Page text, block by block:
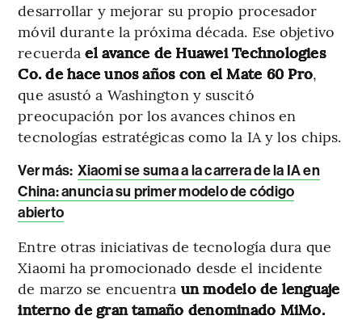
desarrollar y mejorar su propio procesador
móvil durante la próxima década. Ese objetivo
recuerdael avance de Huawei Technologies
Co. de hace unos años con el Mate 60 Pro,
que asustó a Washington y suscitó
preocupación por los avances chinos en
tecnologías estratégicas como la IA y los chips.
Ver más: Xiaomi se suma a la carrera de la IA en
China: anuncia su primer modelo de código
abierto
Entre otras iniciativas de tecnología dura que
Xiaomi ha promocionado desde el incidente
de marzo se encuentra un modelo de lenguaje
interno de gran tamaño denominado MiMo.